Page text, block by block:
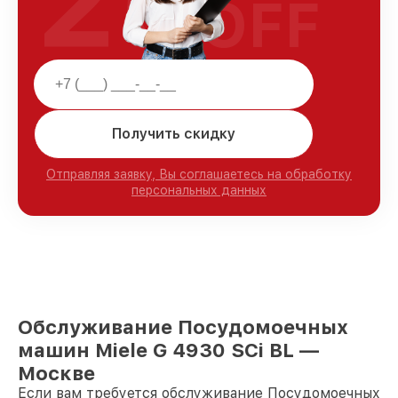
Получить скидку
Отправляя заявку, Вы соглашаетесь на обработку
персональных данных
OFF
Обслуживание Посудомоечных
машин Miele G 4930 SCi BL —
Москве
Если вам требуется обслуживание Посудомоечных